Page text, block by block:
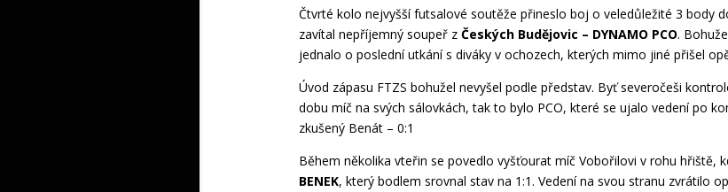
Čtvrté kolo nejvyšší futsalové soutěže přineslo boj o veledůležité 3 body
zavítal nepříjemný soupeř z Českých Budějovic – DYNAMO PCO.
jednalo o poslední utkání s diváky v ochozech, kterých mimo jiné přišel
Úvod zápasu FTZS bohužel nevyšel podle představ. Byť severočeši
dobu míč na svých sálovkách, tak to bylo PCO, které se ujalo vedení po
zkušený Benát – 0:1
Během několika vteřin se povedlo vyšťourat míč Vobořilovi v rohu hřiště,
BENEK, který bodlem srovnal stav na 1:1. Vedení na svou stranu zvrátilo